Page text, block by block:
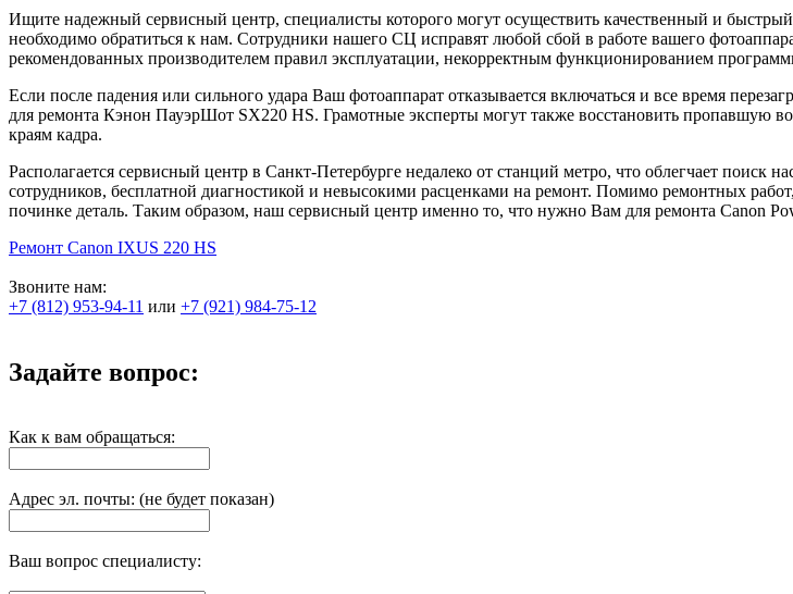
Ищите надежный сервисный центр, специалисты которого могут осуществить качественный и
необходимо обратиться к нам. Сотрудники нашего СЦ исправят любой сбой в работе вашего
рекомендованных производителем правил эксплуатации, некорректным функционированием
Если после падения или сильного удара Ваш фотоаппарат отказывается включаться и все время
для ремонта Кэнон ПауэрШот SX220 HS. Грамотные эксперты могут также восстановить пропавшую
краям кадра.
Располагается сервисный центр в Санкт-Петербурге недалеко от станций метро, что облегчает
сотрудников, бесплатной диагностикой и невысокими расценками на ремонт. Помимо ремонтных
починке деталь. Таким образом, наш сервисный центр именно то, что нужно Вам для ремонта Canon
Ремонт Canon IXUS 220 HS
Звоните нам:
+7 (812) 953-94-11 или +7 (921) 984-75-12
Задайте вопрос:
Как к вам обращаться:
Адрес эл. почты: (не будет показан)
Ваш вопрос специалисту: